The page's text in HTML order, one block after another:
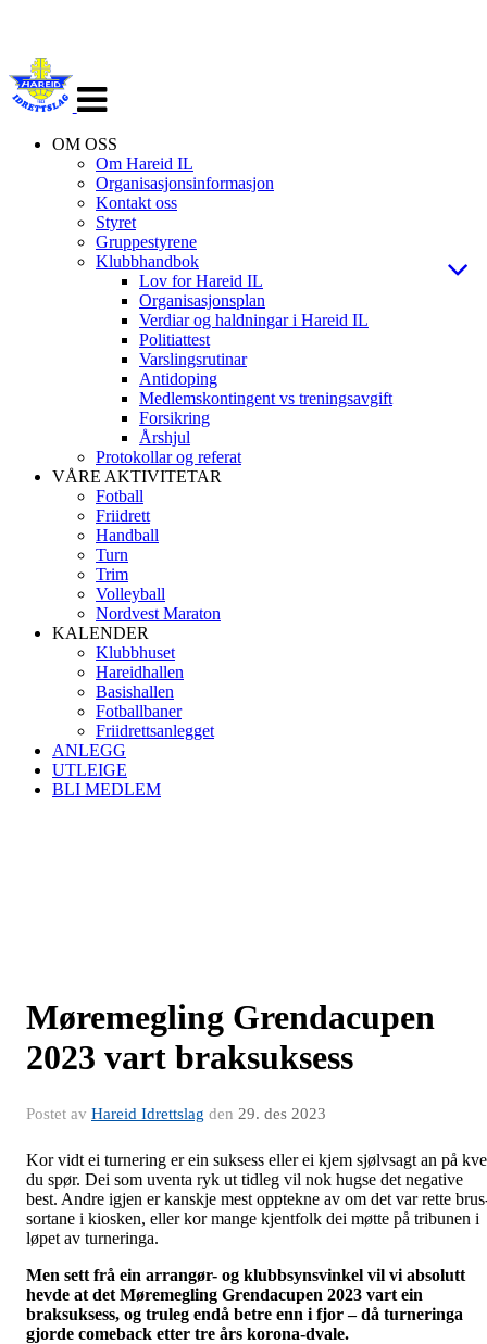
navigasjon
OM OSS
Om Hareid IL
Organisasjonsinformasjon
Kontakt oss
Styret
Gruppestyrene
Klubbhandbok
Lov for Hareid IL
Organisasjonsplan
Verdiar og haldningar i Hareid IL
Politiattest
Varslingsrutinar
Antidoping
Medlemskontingent vs treningsavgift
Forsikring
Årshjul
Protokollar og referat
VÅRE AKTIVITETAR
Fotball
Friidrett
Handball
Turn
Trim
Volleyball
Nordvest Maraton
KALENDER
Klubbhuset
Hareidhallen
Basishallen
Fotballbaner
Friidrettsanlegget
ANLEGG
UTLEIGE
BLI MEDLEM
Møremegling Grendacupen
2023 vart braksuksess
Postet av Hareid Idrettslag den 29. des 2023
Kor vidt ei turnering er ein suksess eller ei kjem sjølvsagt an på
du spør. Dei som uventa ryk ut tidleg vil nok hugse det negative
best. Andre igjen er kanskje mest opptekne av om det var rette
sortane i kiosken, eller kor mange kjentfolk dei møtte på tribunen i
løpet av turneringa.
Men sett frå ein arrangør- og klubbsynsvinkel vil vi absolutt
hevde at det Møremegling Grendacupen 2023 vart ein
braksuksess, og truleg endå betre enn i fjor – då turneringa
gjorde comeback etter tre års korona-dvale.